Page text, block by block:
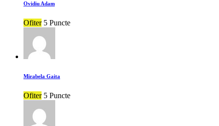
Ovidiu Adam
Ofiter 5 Puncte
Mirabela Gaita
Ofiter 5 Puncte